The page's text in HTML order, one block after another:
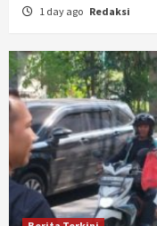
1 day ago Redaksi